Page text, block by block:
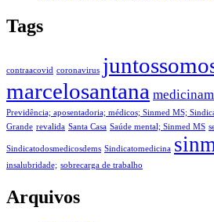
Tags
contraacovid coronavirus
marcelosantana
Previdência; aposentadoria; médicos; Sinmed MS;
Grande revalida Santa Casa Saúde mental; Sinmed MS
Sindicatodosmedicosdems Sindicatomedicina
insalubridade; sobrecarga de trabalho
Arquivos